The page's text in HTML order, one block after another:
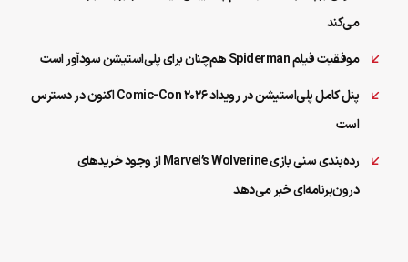
می‌کند
موفقیت فیلم Spiderman هم‌چنان برای پلی‌استیشن سودآور است
پنل کامل پلی‌استیشن در رویداد Comic-Con 2026 اکنون در دسترس
است
رده‌بندی سنی بازی Marvel’s Wolverine از وجود خریدهای
درون‌برنامه‌ای خبر می‌دهد